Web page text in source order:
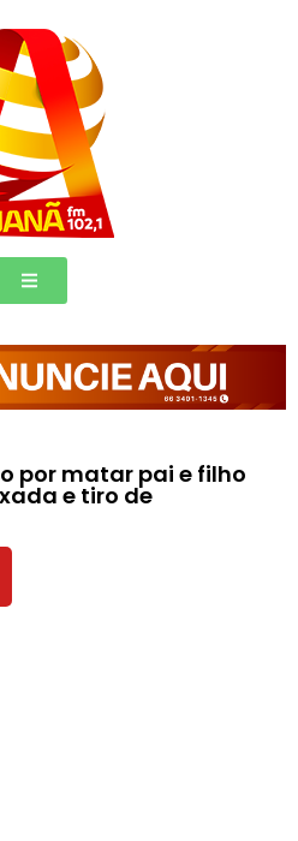
por matar pai e filho
e tiro de